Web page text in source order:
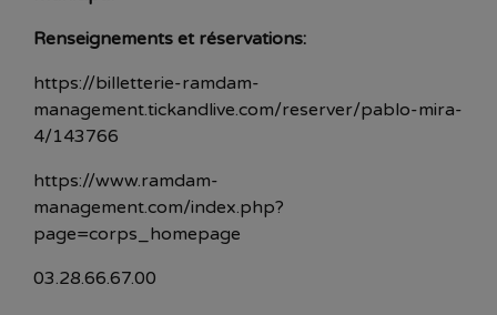
Renseignements et réservations:
https://billetterie-ramdam-
management.tickandlive.com/reserver/pablo-mira-
4/143766
https://www.ramdam-
management.com/index.php?
page=corps_homepage
03.28.66.67.00